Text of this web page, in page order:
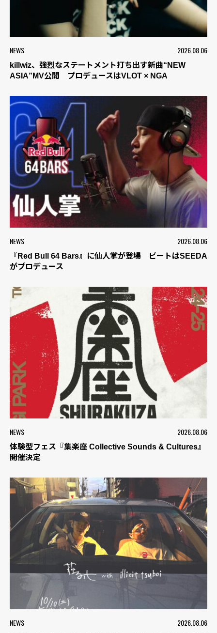
NEWS 2026.08.06
killwiz、強烈なステートメント打ち出す新曲“NEW
ASIA”MV公開 プロデュースはVLOT × NGA
NEWS 2026.08.06
『Red Bull 64 Bars』に仙人掌が登場 ビートはSEEDA
がプロデュース
NEWS 2026.08.06
体験型フェス『集楽座 Collective Sounds & Cultures』
開催決定
NEWS 2026.08.06